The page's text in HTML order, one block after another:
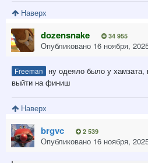
Наверх
dozensnake 34 955
Опубликовано 16 ноября,
Freeman
ну одеяло было у
выйти на финиш
Наверх
brgvc 2 539
Опубликовано 16 ноября,